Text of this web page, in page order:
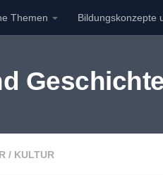
Themen Bildungskonzepte
/ KULTUR